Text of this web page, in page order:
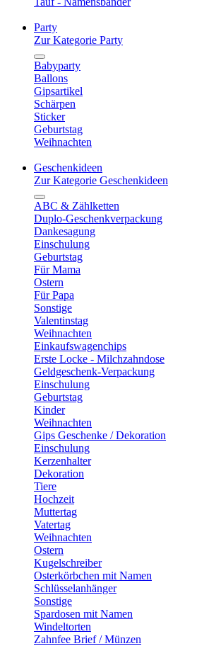
Party
Zur Kategorie Party
Babyparty
Ballons
Gipsartikel
Schärpen
Sticker
Geburtstag
Weihnachten
Geschenkideen
Zur Kategorie Geschenkideen
ABC & Zählketten
Duplo-Geschenkverpackung
Dankesagung
Einschulung
Geburtstag
Für Mama
Ostern
Für Papa
Sonstige
Valentinstag
Weihnachten
Einkaufswagenchips
Erste Locke - Milchzahndose
Geldgeschenk-Verpackung
Einschulung
Geburtstag
Kinder
Weihnachten
Gips Geschenke / Dekoration
Einschulung
Kerzenhalter
Dekoration
Tiere
Hochzeit
Muttertag
Vatertag
Weihnachten
Ostern
Kugelschreiber
Osterkörbchen mit Namen
Schlüsselanhänger
Sonstige
Spardosen mit Namen
Windeltorten
Zahnfee Brief / Münzen